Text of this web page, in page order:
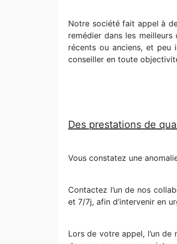
Notre société fait appel à
remédier dans les
récents ou anciens, et peu
conseiller en toute
Des prestations de
Vous constatez une
Contactez l’un de nos
et 7/7j, afin d’intervenir en
Lors de votre appel, l’un